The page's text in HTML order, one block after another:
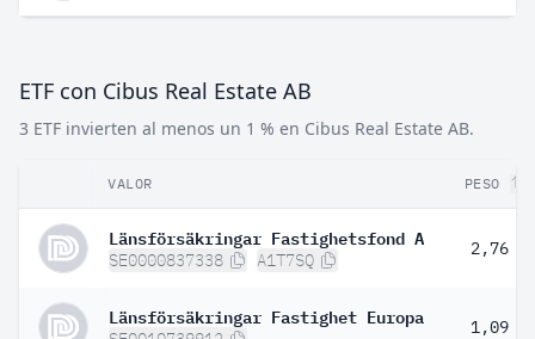
ETF con Cibus Real Estate AB
3 ETF invierten al menos un 1 % en Cibus Real Estate AB.
VALOR PESO
Länsförsäkringar Fastighetsfond A
SE0000837338 A1T7SQ
2,76 %
Länsförsäkringar Fastighet Europa 1,09 %